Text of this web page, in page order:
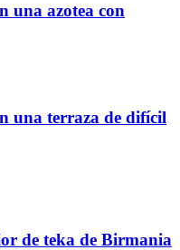
una azotea con
una terraza de difícil
de teka de Birmania